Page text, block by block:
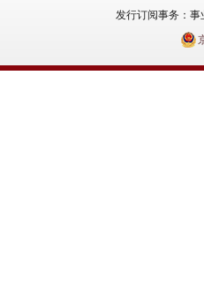
发行订阅事务：事